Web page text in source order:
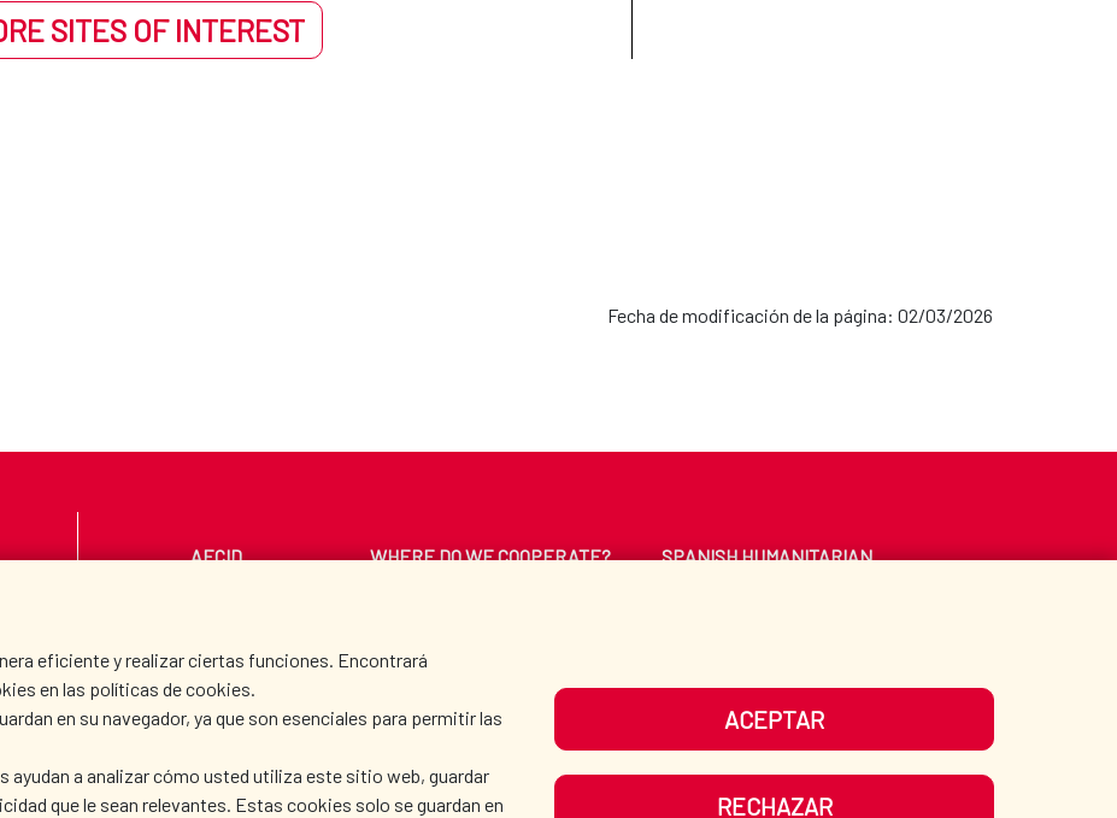
SITES OF INTEREST
Fecha de modificación de la página: 02/03/2026
eficiente y realizar ciertas funciones. Encontrará
en las políticas de cookies.
en su navegador, ya que son esenciales para permitir las
ayudan a analizar cómo usted utiliza este sitio web, guardar
que le sean relevantes. Estas cookies solo se guardan en
ACEPTAR
RECHAZAR
AECID WHERE DO WE COOPERATE?
SPANISH HUMANITARIAN
PRESS ROOM CULTURE AND SCIENCE
OUR SOCIAL MEDIA